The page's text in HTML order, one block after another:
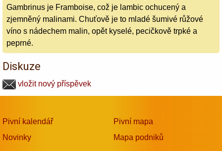
Gambrinus je Framboise, což je lambic ochucený a
zjemněný malinami. Chuťově je to mladé šumivé růžové
víno s nádechem malin, opět kyselé, pecičkově trpké a
peprné.
Diskuze
vložit nový příspěvek
Pivní kalendář
Novinky
Pivní mapa
Mapa podniků